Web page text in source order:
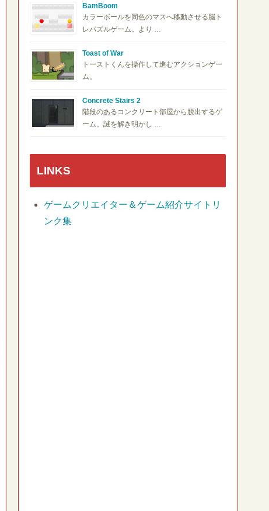
BamBoom
カラーボールを同色のマスへ移動させる脳ト
レパズルゲーム。より …
Toast of War
トーストくんを操作して進むアクションゲー
ム。
Concrete Stairs 2
階段のあるコンクリート部屋から脱出するゲ
ーム。謎を解き明かし …
LINKS
ゲームクリエイター＆ゲーム紹介サイトリ
ンク集